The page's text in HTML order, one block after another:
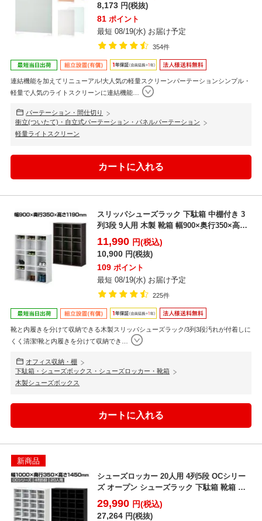
8,173 円(税抜)
81 ポイント
最短 08/19(水) お届け予定
354件
連結機能を加えてリニューアル!大人気の軽量スクリーンパーテーションシンプル・
軽量で人気のライトスクリーンに連結機能…
パーテーション・間仕切り
衝立(ついたて)・自立式パーテーション・パネルパーテーション
軽量ライトスクリーン
スリッパシューズラック 下駄箱 中棚付き 3
列3段 9人用 木製 靴箱 幅900×奥行350×高さ
1...
11,990 円(税込)
10,900 円(税抜)
109 ポイント
最短 08/19(水) お届け予定
225件
靴と内履きを分けて収納できる木製スリッパシューズラック/3列3段汚れが付着しに
くく清潔!靴と内履きを分けて収納でき …
オフィス収納・棚
下駄箱・シューズボックス・シューズロッカー・靴箱
木製シューズボックス
新商品
シューズロッカー 20人用 4列5段 OCシリー
ズ オープン シューズラック 下駄箱 靴箱 オ
フィス...
29,990 円(税込)
27,264 円(税抜)